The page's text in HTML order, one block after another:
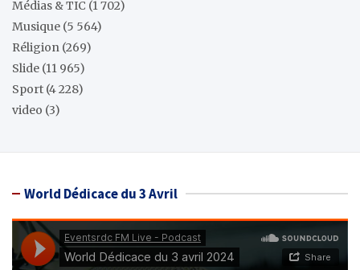
Médias & TIC (1 702)
Musique (5 564)
Réligion (269)
Slide (11 965)
Sport (4 228)
video (3)
World Dédicace du 3 Avril